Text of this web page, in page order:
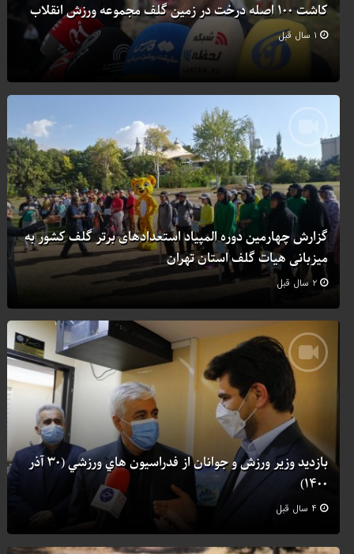
کاشت ۱۰۰ اصله درخت در زمین گلف مجموعه ورزش انقلاب
۱ سال قبل
گزارش چهارمین دوره المپیاد استعدادهای برتر گلف کشور به
میزبانی هیات گلف استان تهران
۲ سال قبل
بازدید وزیر ورزش و جوانان از فدراسیون هاي ورزشي (۳۰ آذر
۱۴۰۰)
۴ سال قبل